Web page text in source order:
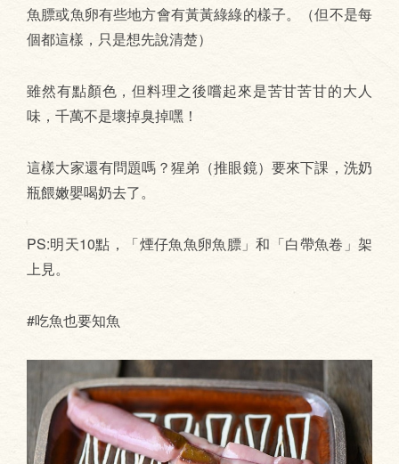
魚膘或魚卵有些地方會有黃黃綠綠的樣子。（但不是每
個都這樣，只是想先說清楚）
雖然有點顏色，但料理之後嚐起來是苦甘苦甘的大人
味，千萬不是壞掉臭掉嘿！
這樣大家還有問題嗎？猩弟（推眼鏡）要來下課，洗奶
瓶餵嫩嬰喝奶去了。
PS:明天10點，「煙仔魚魚卵魚膘」和「白帶魚卷」架
上見。
#吃魚也要知魚